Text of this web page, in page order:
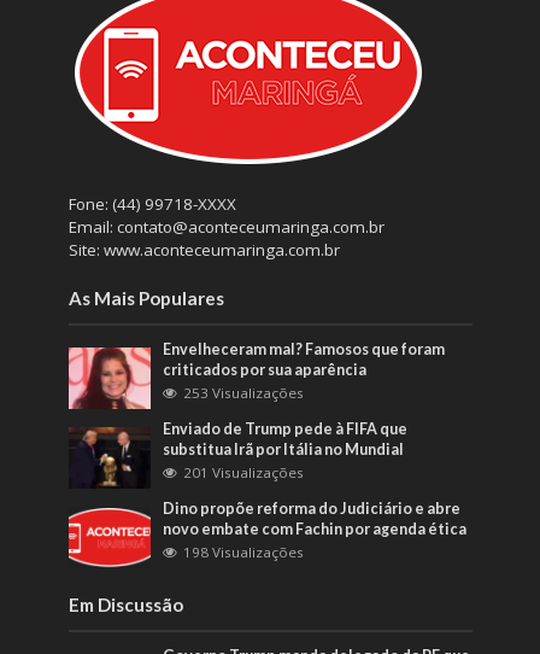
Fone: (44) 99718-XXXX
Email: contato@aconteceumaringa.com.br
Site: www.aconteceumaringa.com.br
As Mais Populares
Envelheceram mal? Famosos que foram
criticados por sua aparência
253 Visualizações
Enviado de Trump pede à FIFA que
substitua Irã por Itália no Mundial
201 Visualizações
Dino propõe reforma do Judiciário e abre
novo embate com Fachin por agenda ética
198 Visualizações
Em Discussão